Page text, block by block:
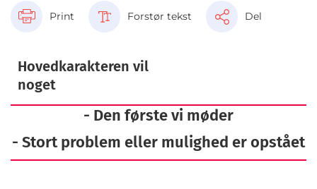
Print Forstør tekst Del
Hovedkarakteren vil
noget
- Den første vi møder
- Stort problem eller mulighed er opstået